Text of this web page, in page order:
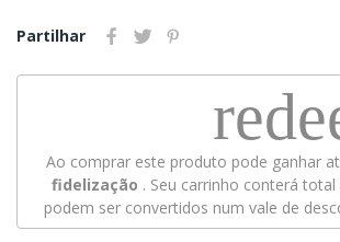
Partilhar
Ao comprar este produto pode ganhar
fidelização . Seu carrinho conterá total
podem ser convertidos num vale de